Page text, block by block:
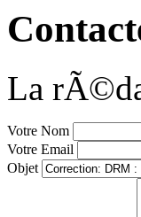
La
Votre Nom
Votre Email
Objet